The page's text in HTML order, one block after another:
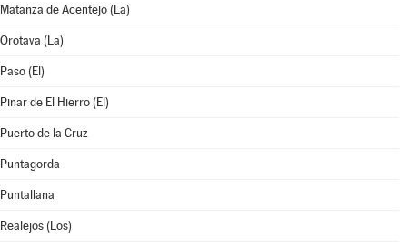
Matanza de Acentejo (La)
Orotava (La)
Paso (El)
Pinar de El Hierro (El)
Puerto de la Cruz
Puntagorda
Puntallana
Realejos (Los)